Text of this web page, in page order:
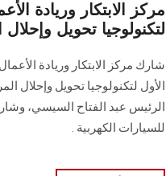
مركز الابتكار وريادة
لتكنولوجيا تحويل
شارك مركز الابتكار وريادة
الأول لتكنولوجيا تحويل وإحلال
الرئيس عبد الفتاح السيسي،
للسيارات الكهربية .